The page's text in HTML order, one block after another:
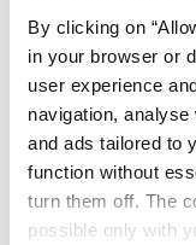
By clicking on
in your browser or
user experience
navigation,
and ads tailored to
function without
turn them off. The
possible only with
Unsere
Sie eine
die das
Buchung